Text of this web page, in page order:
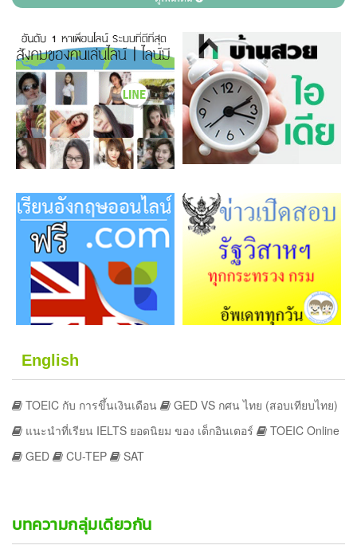
English
TOEIC กับ การขึ้นเงินเดือน
GED VS กศน ไทย (สอบเทียบไทย)
แนะนำที่เรียน IELTS ยอดนิยม ของ เด็กอินเตอร์
TOEIC Online
GED
CU-TEP SAT
บทความกลุ่มเดียวกัน